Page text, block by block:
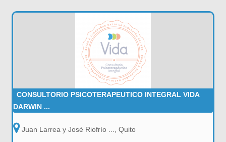
CONSULTORIO PSICOTERAPEUTICO INTEGRAL VIDA
DARWIN ...
Juan Larrea y José Riofrío ..., Quito